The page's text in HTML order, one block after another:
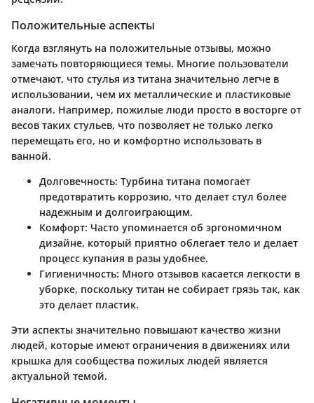
Положительные аспекты
Когда взглянуть на положительные отзывы, можно
замечать повторяющиеся темы. Многие пользователи
отмечают, что стулья из титана значительно легче в
использовании, чем их металлические и пластиковые
аналоги. Например, пожилые люди просто в восторге от
весов таких стульев, что позволяет не только легко
перемещать его, но и комфортно использовать в
ванной.
Долговечность: Турбина титана помогает
предотвратить коррозию, что делает стул более
надежным и долгоиграющим.
Комфорт: Часто упоминается об эргономичном
дизайне, который приятно облегает тело и делает
процесс купания в разы удобнее.
Гигиеничность: Много отзывов касается легкости в
уборке, поскольку титан не собирает грязь так, как
это делает пластик.
Эти аспекты значительно повышают качество жизни
людей, которые имеют ограничения в движениях или
крышка для сообщества пожилых людей является
актуальной темой.